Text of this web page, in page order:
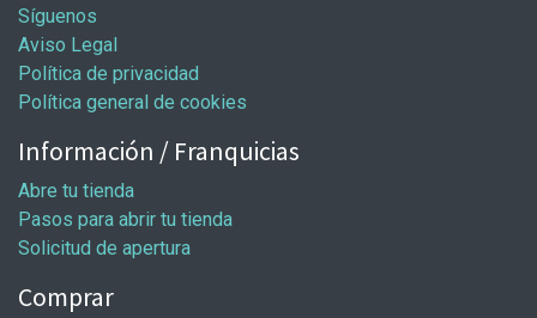
Síguenos
Aviso Legal
Política de privacidad
Política general de cookies
Información / Franquicias
Abre tu tienda
Pasos para abrir tu tienda
Solicitud de apertura
Comprar